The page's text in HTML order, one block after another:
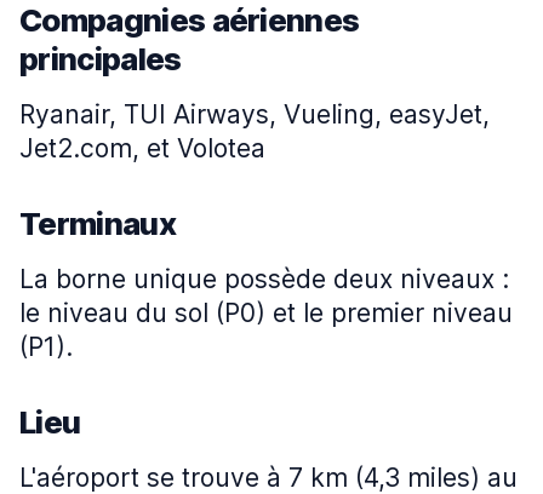
Compagnies aériennes
principales
Ryanair, TUI Airways, Vueling, easyJet,
Jet2.com, et Volotea
Terminaux
La borne unique possède deux niveaux :
le niveau du sol (P0) et le premier niveau
(P1).
Lieu
L'aéroport se trouve à 7 km (4,3 miles) au